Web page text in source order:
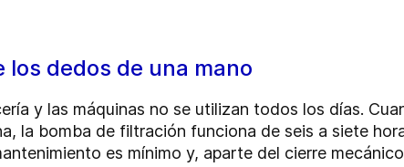
los dedos de una mano
y las máquinas no se utilizan todos los días.
la bomba de filtración funciona de seis a siete
es mínimo y, aparte del cierre